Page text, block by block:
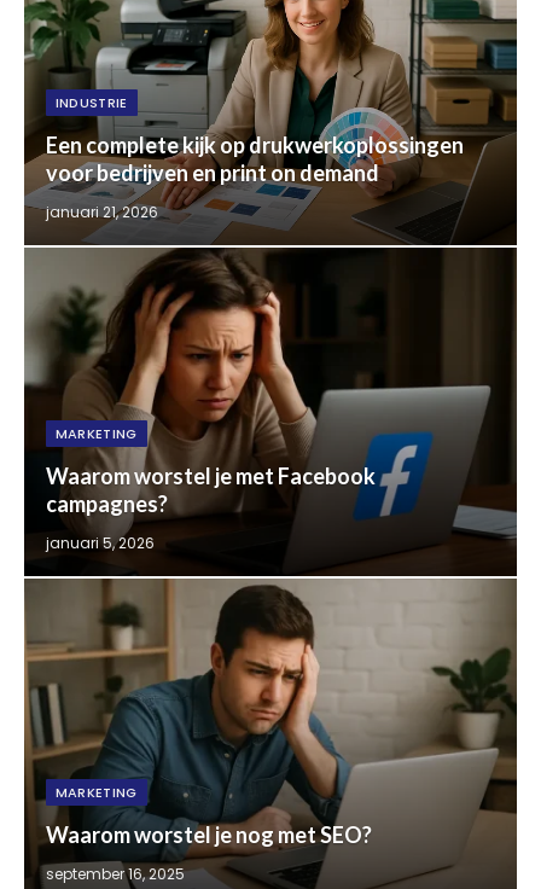
INDUSTRIE
Een complete kijk op drukwerkoplossingen
voor bedrijven en print on demand
januari 21, 2026
MARKETING
Waarom worstel je met Facebook
campagnes?
januari 5, 2026
MARKETING
Waarom worstel je nog met SEO?
september 16, 2025